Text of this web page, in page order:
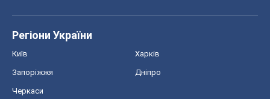
Регіони України
Київ Харків
Запоріжжя Дніпро
Черкаси